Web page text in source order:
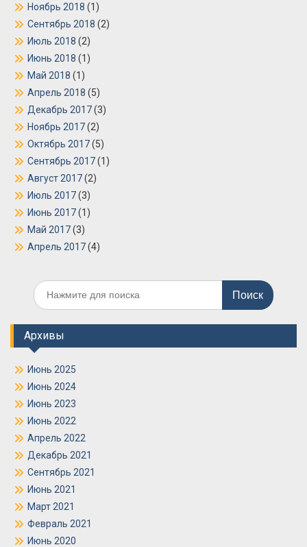
Ноябрь 2018 (1)
Сентябрь 2018 (2)
Июль 2018 (2)
Июнь 2018 (1)
Май 2018 (1)
Апрель 2018 (5)
Декабрь 2017(3)
Ноябрь 2017(2)
Октябрь 2017(5)
Сентябрь 2017(1)
Август 2017(2)
Июль 2017(3)
Июнь 2017(1)
Май 2017(3)
Апрель 2017(4)
Поиск
по:
Архивы
Июнь 2025
Июнь 2024
Июнь 2023
Июнь 2022
Апрель 2022
Декабрь 2021
Сентябрь 2021
Июнь 2021
Март 2021
Февраль 2021
Июнь 2020